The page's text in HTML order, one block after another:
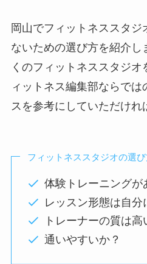
岡山でフィットネススタジ
ないための選び方を紹介し
くのフィットネススタジ
ィットネス編集部ならでは
スを参考にしていただけれ
フィットネススタジオの選
体験トレーニングが
レッスン形態は自分
トレーナーの質は高
通いやすいか？